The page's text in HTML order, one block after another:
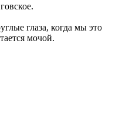
глаза, когда мы это
мочой.